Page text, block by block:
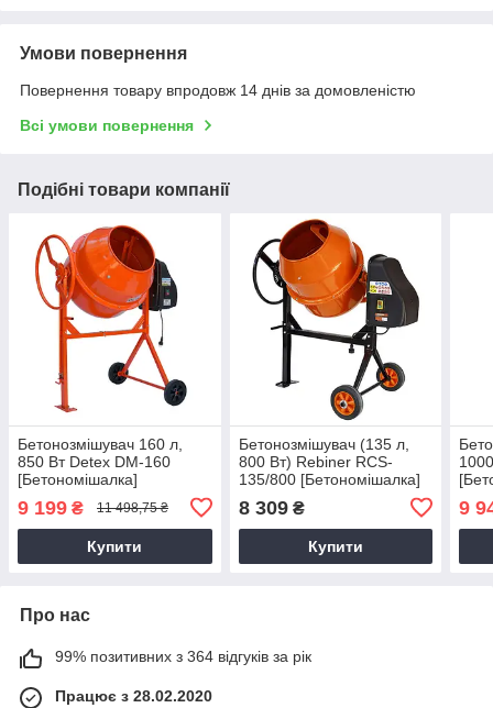
Умови повернення
Повернення товару впродовж 14 днів за домовленістю
Всі умови повернення
Подібні товари компанії
Бетонозмішувач 160 л,
850 Вт Detex DM-160
[Бетономішалка]
9 199 ₴ 11 498,75 ₴
Купити
Бетонозмішувач (135 л,
800 Вт) Rebiner RCS-
135/800 [Бетономішалка]
8 309₴
Купити
9
Про нас
99% позитивних з 364 відгуків за рік
Працює з 28.02.2020